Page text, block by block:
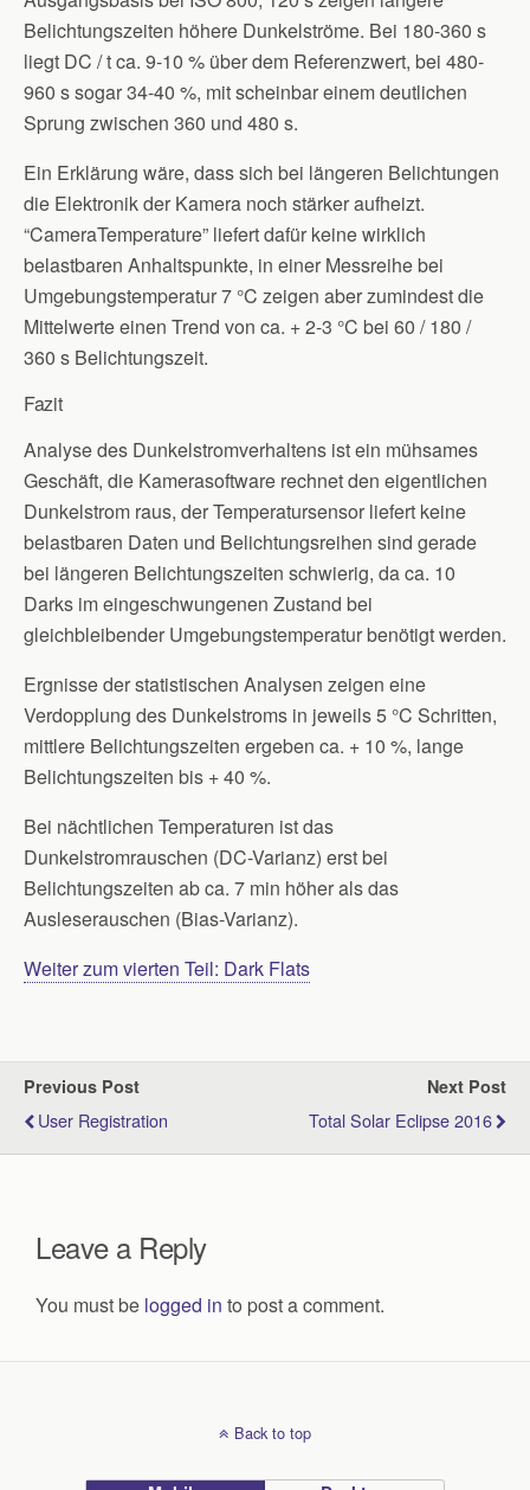
Belichtungszeiten höhere Dunkelströme. Bei 180-360 s
liegt DC / t ca. 9-10 % über dem Referenzwert, bei 480-
960 s sogar 34-40 %, mit scheinbar einem deutlichen
Sprung zwischen 360 und 480 s.
Ein Erklärung wäre, dass sich bei längeren Belichtungen
die Elektronik der Kamera noch stärker aufheizt.
“CameraTemperature” liefert dafür keine wirklich
belastbaren Anhaltspunkte, in einer Messreihe bei
Umgebungstemperatur 7 °C zeigen aber zumindest die
Mittelwerte einen Trend von ca. + 2-3 °C bei 60 / 180 /
360 s Belichtungszeit.
Fazit
Analyse des Dunkelstromverhaltens ist ein mühsames
Geschäft, die Kamerasoftware rechnet den eigentlichen
Dunkelstrom raus, der Temperatursensor liefert keine
belastbaren Daten und Belichtungsreihen sind gerade
bei längeren Belichtungszeiten schwierig, da ca. 10
Darks im eingeschwungenen Zustand bei
gleichbleibender Umgebungstemperatur benötigt werden.
Ergnisse der statistischen Analysen zeigen eine
Verdopplung des Dunkelstroms in jeweils 5 °C Schritten,
mittlere Belichtungszeiten ergeben ca. + 10 %, lange
Belichtungszeiten bis + 40 %.
Bei nächtlichen Temperaturen ist das
Dunkelstromrauschen (DC-Varianz) erst bei
Belichtungszeiten ab ca. 7 min höher als das
Ausleserauschen (Bias-Varianz).
Weiter zum vierten Teil: Dark Flats
Previous Post
User Registration
Next Post
Total Solar Eclipse 2016
Leave a Reply
You must be logged in to post a comment.
Back to top